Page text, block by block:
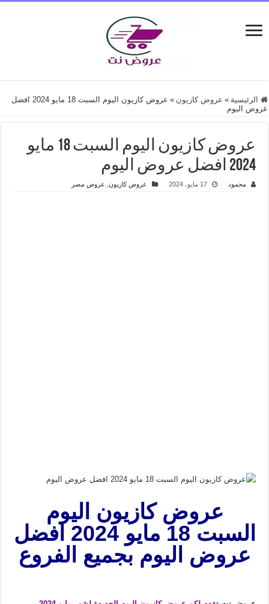
الرئيسية » عروض كازيون »
عروض كازيون اليوم السبت 18 مايو 2024 افضل
عروض اليوم
عروض كازيون اليوم السبت 18 مايو
2024 افضل عروض اليوم
محمود 17 مايو، 2024 عروض كازيون, عروض مصر
عروض كازيون اليوم
السبت 18 مايو 2024 افضل
عروض اليوم بجميع الفروع